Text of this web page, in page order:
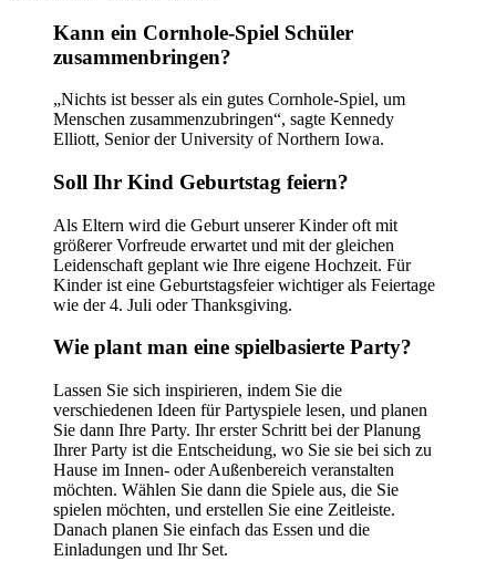
Kann ein Cornhole-Spiel Schüler
zusammenbringen?
„Nichts ist besser als ein gutes Cornhole-Spiel, um
Menschen zusammenzubringen“, sagte Kennedy
Elliott, Senior der University of Northern Iowa.
Soll Ihr Kind Geburtstag feiern?
Als Eltern wird die Geburt unserer Kinder oft mit
größerer Vorfreude erwartet und mit der gleichen
Leidenschaft geplant wie Ihre eigene Hochzeit. Für
Kinder ist eine Geburtstagsfeier wichtiger als Feiertage
wie der 4. Juli oder Thanksgiving.
Wie plant man eine spielbasierte Party?
Lassen Sie sich inspirieren, indem Sie die
verschiedenen Ideen für Partyspiele lesen, und planen
Sie dann Ihre Party. Ihr erster Schritt bei der Planung
Ihrer Party ist die Entscheidung, wo Sie sie bei sich zu
Hause im Innen- oder Außenbereich veranstalten
möchten. Wählen Sie dann die Spiele aus, die Sie
spielen möchten, und erstellen Sie eine Zeitleiste.
Danach planen Sie einfach das Essen und die
Einladungen und Ihr Set.